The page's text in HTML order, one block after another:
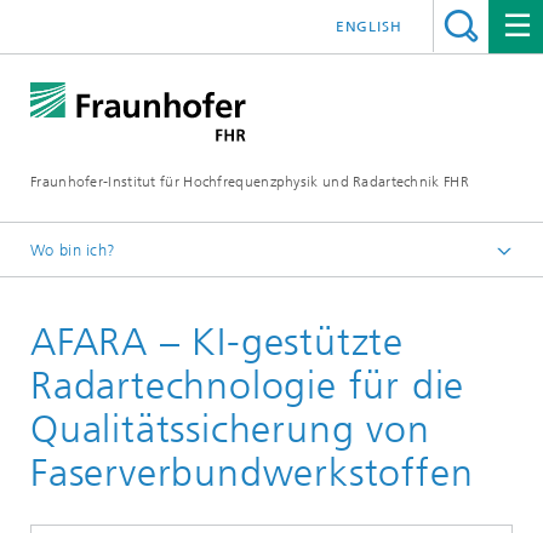
Fraunhofer-Institut für Hochfrequenzphysik und Radartechnik FHR
ENGLISH
Wo bin ich?
AFARA – KI-gestützte
Radartechnologie für die
Qualitätssicherung von
Faserverbundwerkstoffen